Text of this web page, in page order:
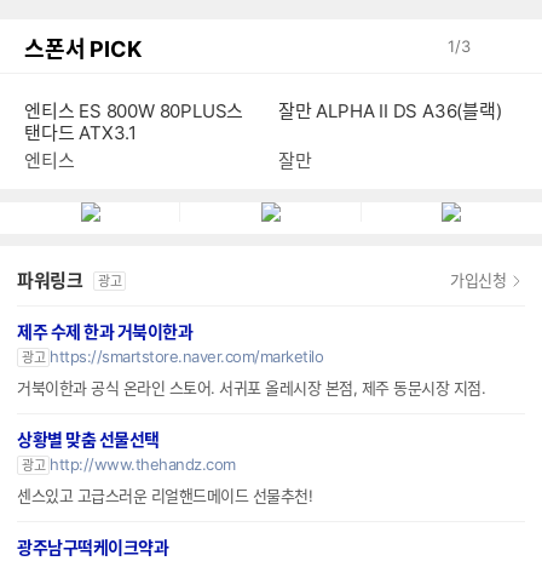
스폰서 PICK 1/3
엔티스 ES 800W 80PLUS스
탠다드 ATX3.1
엔티스
잘만 ALPHA II DS A36(블랙)
잘만
파워링크 광고 가입신청
제주 수제 한과 거북이한과
광고 https://smartstore.naver.com/marketilo
거북이한과 공식 온라인 스토어. 서귀포 올레시장 본점, 제주 동문시장 지점.
상황별 맞춤 선물선택
광고 http://www.thehandz.com
센스있고 고급스러운 리얼핸드메이드 선물추천!
광주남구떡케이크약과